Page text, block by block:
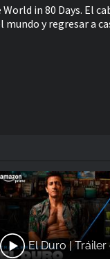
in 80 Days. El
y regresar a
El Duro |